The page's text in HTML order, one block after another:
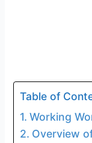
Table of
Working
Overview